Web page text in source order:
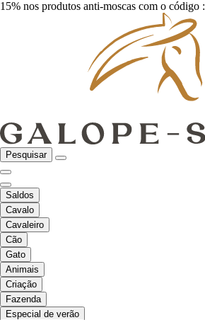
15% nos produtos anti-moscas com o código :
Pesquisar
Saldos
Cavalo
Cavaleiro
Cão
Gato
Animais
Criação
Fazenda
Especial de verão